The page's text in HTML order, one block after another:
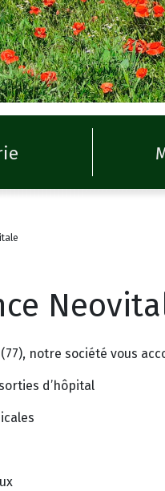
notre société vous
d’hôpital